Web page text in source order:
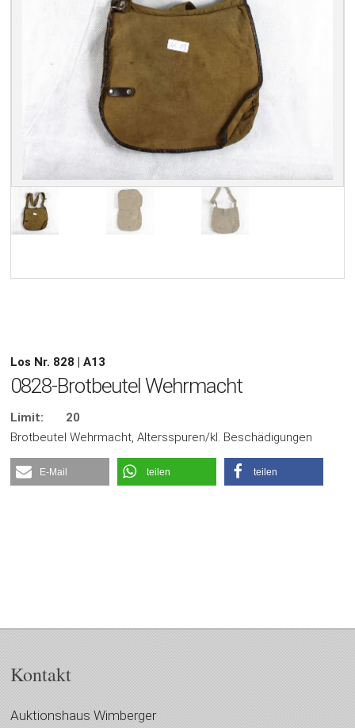
Los Nr. 828 | A13
0828-Brotbeutel Wehrmacht
Limit:
20
Brotbeutel Wehrmacht, Altersspuren/kl. Beschädigungen
E-Mail teilen teilen
Kontakt
Auktionshaus Wimberger